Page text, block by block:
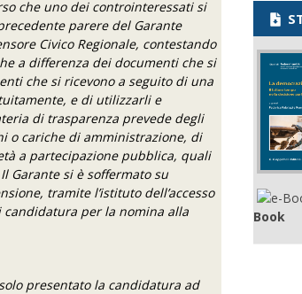
che uno dei controinteressati si
parere del Garante
Civico Regionale, contestando
a differenza dei documenti che si
che si ricevono a seguito di una
e di utilizzarli e
di trasparenza prevede degli
o cariche di amministrazione, di
a partecipazione pubblica, quali
Garante si è soffermato su
tramite l’istituto dell’accesso
per la nomina alla
presentato la candidatura ad
Book